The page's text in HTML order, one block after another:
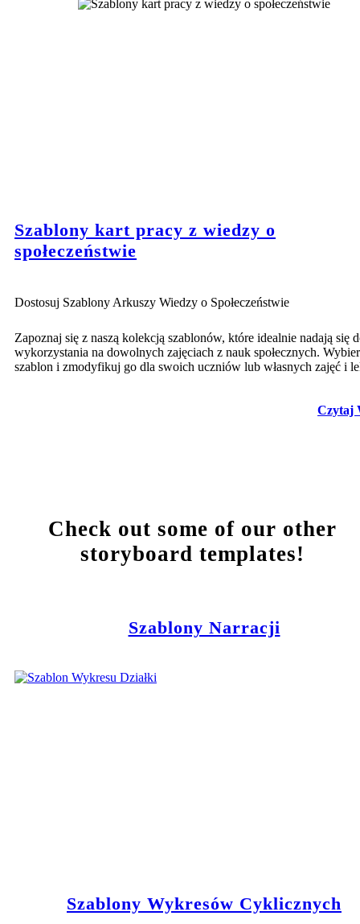
Szablony kart pracy z wiedzy o
społeczeństwie
Dostosuj Szablony Arkuszy Wiedzy o Społeczeństwie
Zapoznaj się z naszą kolekcją szablonów, które idealnie nadają się
wykorzystania na dowolnych zajęciach z nauk społecznych.
szablon i zmodyfikuj go dla swoich uczniów lub własnych zajęć i
Czytaj
Check out some of our other
storyboard templates!
Szablony Narracji
Szablony Wykresów Cyklicznych